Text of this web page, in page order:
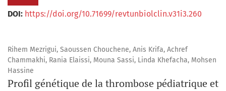
DOI: https://doi.org/10.71699/revtunbiolclin.v31i3.260
Rihem Mezrigui, Saoussen Chouchene, Anis Krifa, Achref
Chammakhi, Rania Elaissi, Mouna Sassi, Linda Khefacha, Mohsen
Hassine
Profil génétique de la thrombose pédiatrique et